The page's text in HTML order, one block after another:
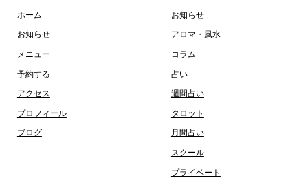
ホーム
お知らせ
メニュー
予約する
アクセス
プロフィール
ブログ
お知らせ
アロマ・風水
コラム
占い
週間占い
タロット
月間占い
スクール
プライベート